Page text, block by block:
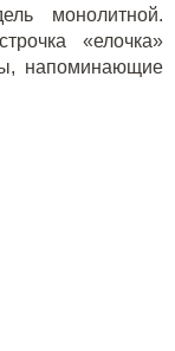
монолитной.
«елочка»
напоминающие